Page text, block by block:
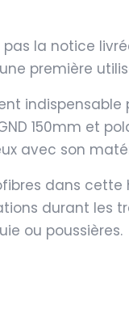
la notice
première
150mm et
avec son
dans
durant les
ou poussières.